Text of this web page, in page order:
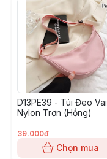
D13PE39 - Túi Đeo Vai
Nylon Trơn (Hồng)
39.000đ
Chọn mua